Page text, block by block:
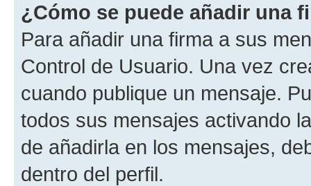
¿Cómo se puede añadir una
Para añadir una firma a sus
Control de Usuario. Una vez
cuando publique un mensaje.
todos sus mensajes activando
de añadirla en los mensajes,
dentro del perfil.